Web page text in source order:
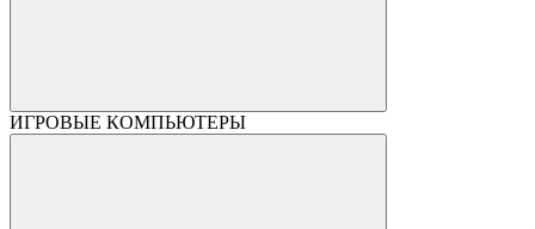
ИГРОВЫЕ КОМПЬЮТЕРЫ